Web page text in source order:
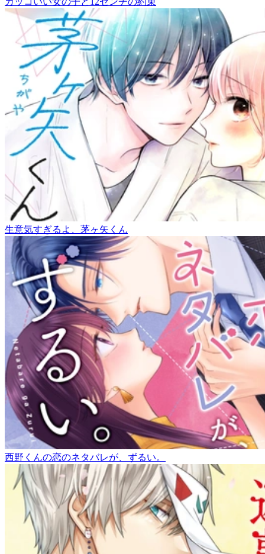
生意気すぎるよ、茅ヶ矢くん
西野くんの恋のネタバレが、ずるい。